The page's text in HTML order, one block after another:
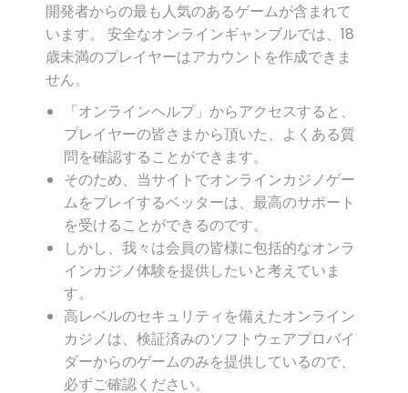
開発者からの最も人気のあるゲームが含まれて
います。 安全なオンラインギャンブルでは、18
歳未満のプレイヤーはアカウントを作成できま
せん。
「オンラインヘルプ」からアクセスすると、
プレイヤーの皆さまから頂いた、よくある質
問を確認することができます。
そのため、当サイトでオンラインカジノゲー
ムをプレイするベッターは、最高のサポート
を受けることができるのです。
しかし、我々は会員の皆様に包括的なオンラ
インカジノ体験を提供したいと考えていま
す。
高レベルのセキュリティを備えたオンライン
カジノは、検証済みのソフトウェアプロバイ
ダーからのゲームのみを提供しているので、
必ずご確認ください。